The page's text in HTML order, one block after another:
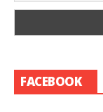
FACEBOOK